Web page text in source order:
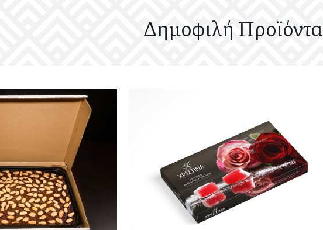
Δημοφιλή Προϊόντα